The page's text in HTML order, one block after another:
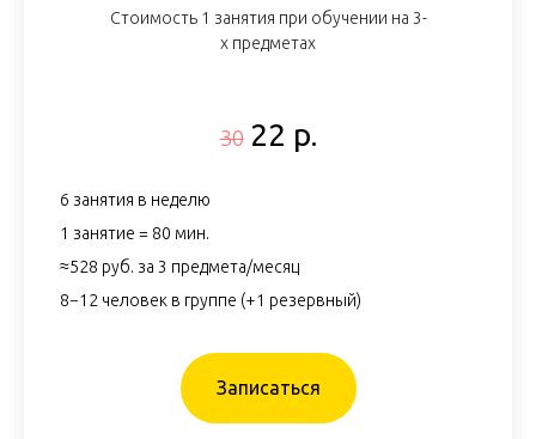
Стоимость 1 занятия при обучении на 3-
х предметах
30 22 р.
6 занятия в неделю
1 занятие = 80 мин.
≈528 руб. за 3 предмета/месяц
8−12 человек в группе (+1 резервный)
Записаться